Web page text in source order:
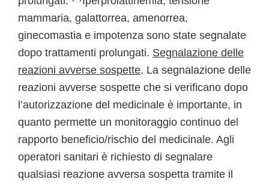
mammaria, galattorrea, amenorrea,
ginecomastia e impotenza sono state segnalate
dopo trattamenti prolungati. Segnalazione delle
reazioni avverse sospette. La segnalazione delle
reazioni avverse sospette che si verificano dopo
l’autorizzazione del medicinale è importante, in
quanto permette un monitoraggio continuo del
rapporto beneficio/rischio del medicinale. Agli
operatori sanitari è richiesto di segnalare
qualsiasi reazione avversa sospetta tramite il